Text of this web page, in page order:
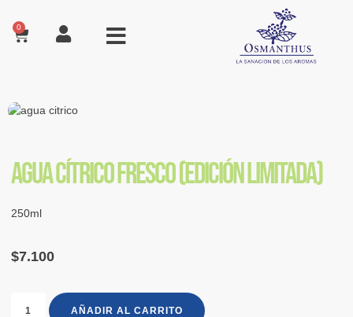
0
Agua cítrico fresco (Edición Limitada)
250ml
$7.100
AÑADIR AL CARRITO